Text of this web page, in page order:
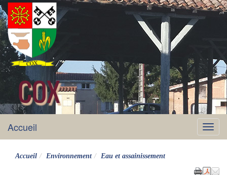
COX
site officiel
Menu
Accueil
Accueil Environnement Eau et assainissement